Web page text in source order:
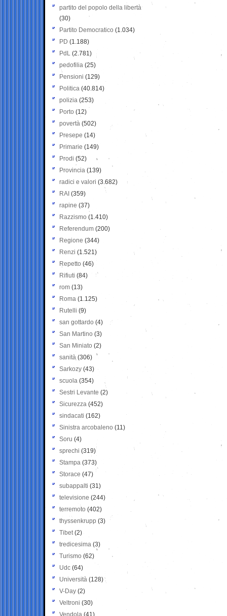
partito del popolo della libertà
(30)
Partito Democratico (1.034)
PD (1.188)
PdL (2.781)
pedofilia (25)
Pensioni (129)
Politica (40.814)
polizia (253)
Porto (12)
povertà (502)
Presepe (14)
Primarie (149)
Prodi (52)
Provincia (139)
radici e valori (3.682)
RAI (359)
rapine (37)
Razzismo (1.410)
Referendum (200)
Regione (344)
Renzi (1.521)
Repetto (46)
Rifiuti (84)
rom (13)
Roma (1.125)
Rutelli (9)
san gottardo (4)
San Martino (3)
San Miniato (2)
sanità (306)
Sarkozy (43)
scuola (354)
Sestri Levante (2)
Sicurezza (452)
sindacati (162)
Sinistra arcobaleno (11)
Soru (4)
sprechi (319)
Stampa (373)
Storace (47)
subappalti (31)
televisione(244)
terremoto (402)
thyssenkrupp (3)
Tibet(2)
tredicesima (3)
Turismo (62)
Udc (64)
Università (128)
V-Day (2)
Veltroni (30)
Vendola (41)